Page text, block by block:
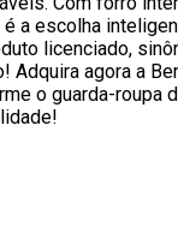
a escolha
licenciado,
Adquira agora a
o guarda-roupa